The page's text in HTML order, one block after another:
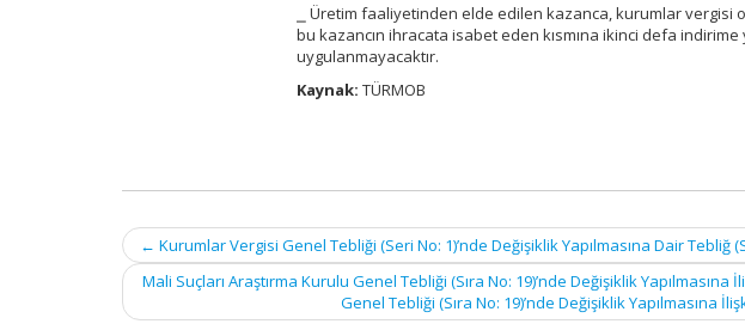
⎯ Üretim faaliyetinden elde edilen kazanca, kurumlar vergisi
bu kazancın ihracata isabet eden kısmına ikinci defa
uygulanmayacaktır.
Kaynak: TÜRMOB
Post
navigation
← Kurumlar Vergisi Genel Tebliği (Seri No: 1)’nde Değişiklik Yapılmasına Dair Tebliğ
Mali Suçları Araştırma Kurulu Genel Tebliği (Sıra No: 19)’nde Değişiklik Yapılmasına
Genel Tebliği (Sıra No: 19)’nde Değişiklik Yapılmasına